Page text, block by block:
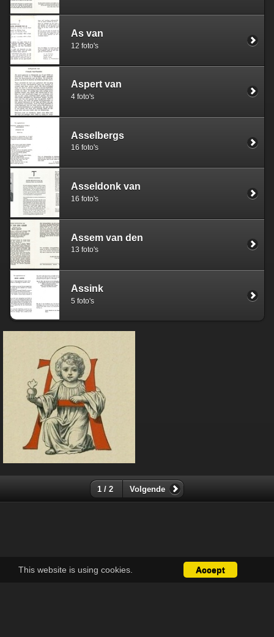
As van
12 foto's
Aspert van
4 foto's
Asselbergs
16 foto's
Asseldonk van
16 foto's
Assem van den
13 foto's
Assink
5 foto's
This website is using cookies. Accept
1 / 2 Volgende